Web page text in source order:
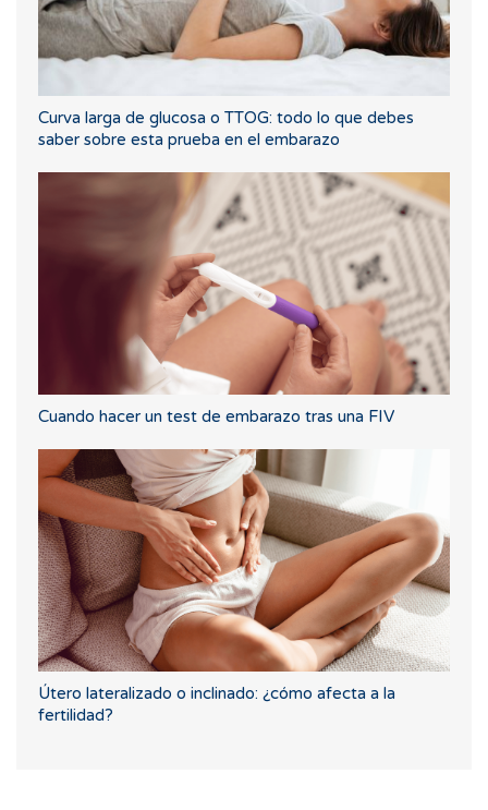
Curva larga de glucosa o TTOG: todo lo que debes
saber sobre esta prueba en el embarazo
Cuando hacer un test de embarazo tras una FIV
Útero lateralizado o inclinado: ¿cómo afecta a la
fertilidad?